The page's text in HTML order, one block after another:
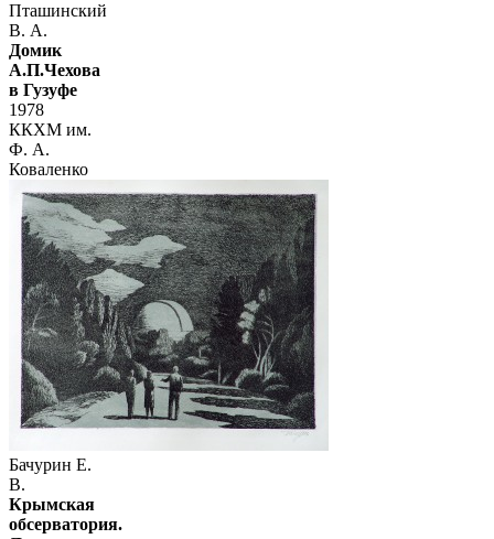
Пташинский
В. А.
Домик
А.П.Чехова
в Гузуфе
1978
ККХМ им.
Ф. А.
Коваленко
Бачурин Е.
В.
Крымская
обсерватория.